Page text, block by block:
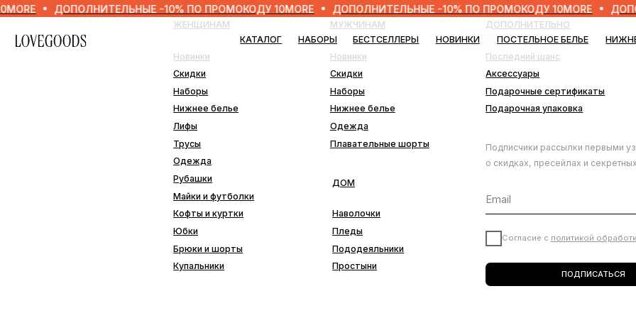
ДОПОЛНИТЕЛЬНЫЕ -10% ПО ПРОМОКОДУ 10MORE ДОПОЛНИТЕЛЬНЫЕ -10% ПО ПРОМОКОДУ 10MORE
БЕСТСЕЛЛЕРЫ НОВИНКИ ПОСТЕЛЬНОЕ БЕЛЬЕ НИЖНЕЕ БЕЛЬЕ
НАБОРЫ
КАТАЛОГ
ЖЕНЩИНАМ
Наволочки
Простыни
Наборы
Нижнее белье
Трусы
Рубашки
Одежда
Лифы
Плавательные шорты
Нижнее белье Подарочная упаковка
Подарочные сертификаты
МУЖЧИНАМ ДОПОЛНИТЕЛЬНО
Брюки и шорты
Купальники
Кофты и куртки
Майки и футболки
Согласие сполитикой обработки данных
ПОДПИСАТЬСЯ
о скидках, пресейлах и секретных дропах